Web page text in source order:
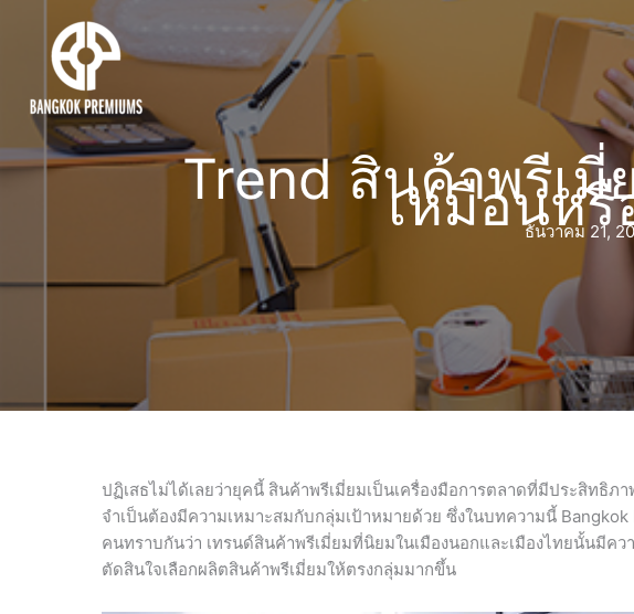
Trend สินค้าพรีเมี่
เหมือนหรื
ธันวาคม 21,
ปฏิเสธไม่ได้เลยว่ายุคนี้ สินค้าพรีเมี่ยมเป็นเครื่องมือการตลาดที่มีประสิทธิภ
จำเป็นต้องมีความเหมาะสมกับกลุ่มเป้าหมายด้วย ซึ่งในบทความนี้
คนทราบกันว่า เทรนด์สินค้าพรีเมี่ยมที่นิยมในเมืองนอกและเมืองไทยนั้นมีค
ตัดสินใจเลือกผลิตสินค้าพรีเมี่ยมให้ตรงกลุ่มมากขึ้น